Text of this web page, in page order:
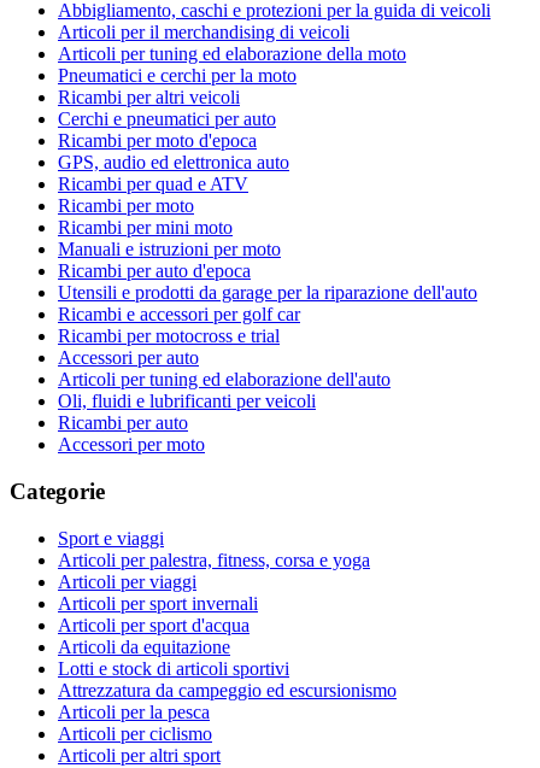
Abbigliamento, caschi e protezioni per la guida di veicoli
Articoli per il merchandising di veicoli
Articoli per tuning ed elaborazione della moto
Pneumatici e cerchi per la moto
Ricambi per altri veicoli
Cerchi e pneumatici per auto
Ricambi per moto d'epoca
GPS, audio ed elettronica auto
Ricambi per quad e ATV
Ricambi per moto
Ricambi per mini moto
Manuali e istruzioni per moto
Ricambi per auto d'epoca
Utensili e prodotti da garage per la riparazione dell'auto
Ricambi e accessori per golf car
Ricambi per motocross e trial
Accessori per auto
Articoli per tuning ed elaborazione dell'auto
Oli, fluidi e lubrificanti per veicoli
Ricambi per auto
Accessori per moto
Categorie
Sport e viaggi
Articoli per palestra, fitness, corsa e yoga
Articoli per viaggi
Articoli per sport invernali
Articoli per sport d'acqua
Articoli da equitazione
Lotti e stock di articoli sportivi
Attrezzatura da campeggio ed escursionismo
Articoli per la pesca
Articoli per ciclismo
Articoli per altri sport